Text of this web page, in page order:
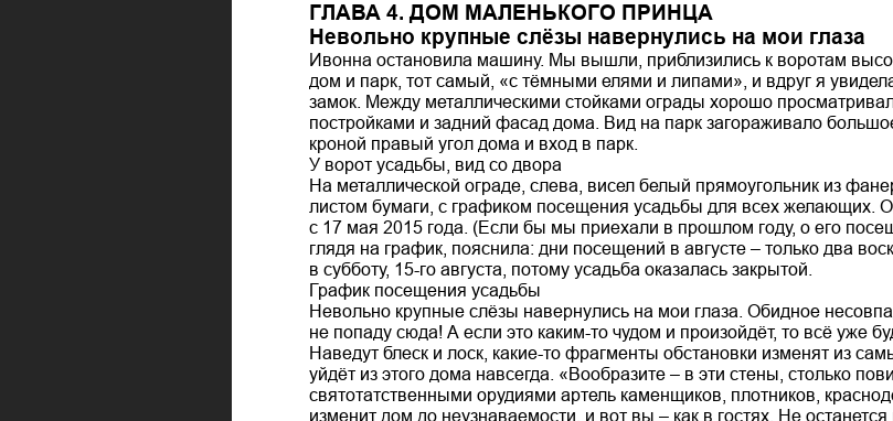
ГЛАВА 4. ДОМ МАЛЕНЬКОГО ПРИНЦА
Невольно крупные слёзы навернулись на мои глаза
Ивонна остановила машину. Мы вышли, приблизились к воротам
дом и парк, тот самый, «с тёмными елями и липами», и вдруг я
замок. Между металлическими стойками ограды хорошо
постройками и задний фасад дома. Вид на парк загораживало
кроной правый угол дома и вход в парк.
У ворот усадьбы, вид со двора
На металлической ограде, слева, висел белый прямоугольник из
листом бумаги, с графиком посещения усадьбы для всех желающих.
с 17 мая 2015 года. (Если бы мы приехали в прошлом году, о его
глядя на график, пояснила: дни посещений в августе – только два
в субботу, 15-го августа, потому усадьба оказалась закрытой.
График посещения усадьбы
Невольно крупные слёзы навернулись на мои глаза. Обидное
не попаду сюда! А если это каким-то чудом и произойдёт, то всё уже
Наведут блеск и лоск, какие-то фрагменты обстановки изменят из
уйдёт из этого дома навсегда. «Вообразите – в эти стены, столько
святотатственными орудиями артель каменщиков, плотников,
изменит дом до неузнаваемости, и вот вы – как в гостях. Не